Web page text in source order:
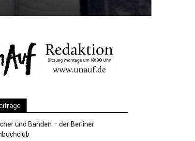
und Banden – der Berliner